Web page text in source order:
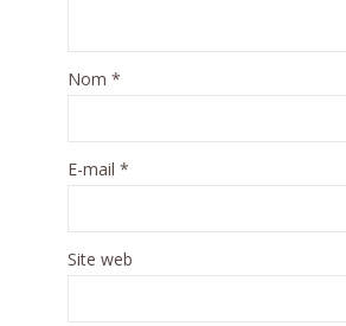
Nom *
E-mail *
Site web